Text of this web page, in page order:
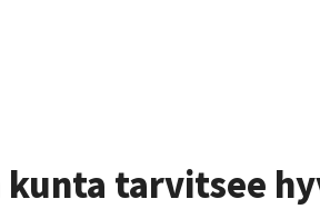
kunta tarvitsee